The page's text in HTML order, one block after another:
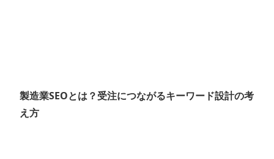
製造業SEOとは？受注につながるキーワード設計の考
え方